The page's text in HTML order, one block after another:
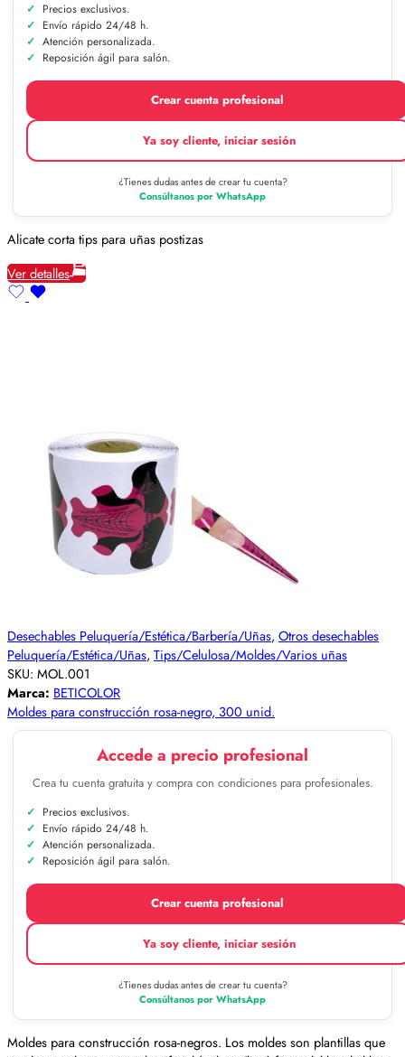
Precios exclusivos.
Envío rápido 24/48 h.
Atención personalizada.
Reposición ágil para salón.
Crear cuenta profesional
Ya soy cliente, iniciar sesión
¿Tienes dudas antes de crear tu cuenta?
Consúltanos por WhatsApp
Alicate corta tips para uñas postizas
Ver detalles
Desechables Peluquería/Estética/Barbería/Uñas, Otros desechables
Peluquería/Estética/Uñas, Tips/Celulosa/Moldes/Varios uñas
SKU: MOL.001
Marca: BETICOLOR
Moldes para construcción rosa-negro, 300 unid.
Accede a precio profesional
Crea tu cuenta gratuita y compra con condiciones para profesionales.
Precios exclusivos.
Envío rápido 24/48 h.
Atención personalizada.
Reposición ágil para salón.
Crear cuenta profesional
Ya soy cliente, iniciar sesión
¿Tienes dudas antes de crear tu cuenta?
Consúltanos por WhatsApp
Moldes para construcción rosa-negros. Los moldes son plantillas que